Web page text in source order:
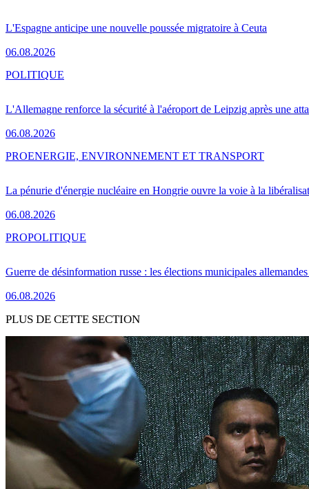
L'Espagne anticipe une nouvelle poussée migratoire à Ceuta
06.08.2026
L'Allemagne renforce la sécurité à l'aéroport de Leipzig après une
06.08.2026
POLITIQUE
La pénurie d'énergie nucléaire en Hongrie ouvre la voie à la
06.08.2026
PROENERGIE, ENVIRONNEMENT ET TRANSPORT
Guerre de désinformation russe : les élections municipales
06.08.2026
PROPOLITIQUE
PLUS DE CETTE SECTION